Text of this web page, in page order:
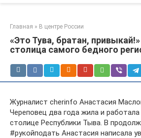
Главная » В центре России
«Это Тува, братан,
столица самого бедного
Журналист cherinfo Анастасия
Череповец два года жила и
столице Республики Тыва. В
#рукойподать Анастасия написала